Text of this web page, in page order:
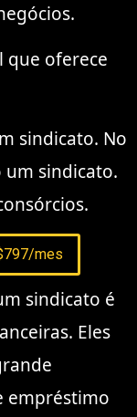
que oferece
sindicato. No
sindicato.
mes
sindicato é
Eles
empréstimo